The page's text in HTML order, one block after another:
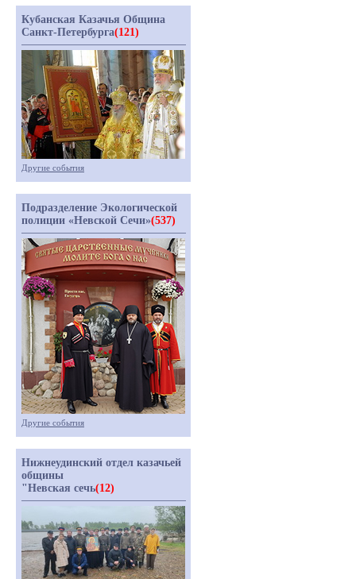
Кубанская Казачья Община
Санкт-Петербурга(121)
Другие события
Подразделение Экологической
полиции «Невской Сечи»(537)
Другие события
Нижнеудинский отдел казачьей
общины
"Невская сечь(12)